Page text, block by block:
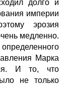
долго и
империи
эрозия
медленно.
Марка
И то, что
не только